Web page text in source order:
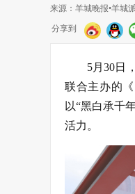
来源：羊城晚报•羊城派
分享到
5月30日
联合主办的
以“黑白承千
活力。